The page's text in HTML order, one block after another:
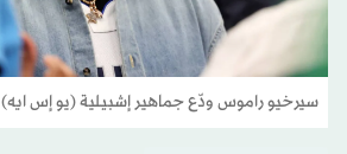
سيرخيو راموس ودّع جماهير إشبيلية (يو إس ايه)